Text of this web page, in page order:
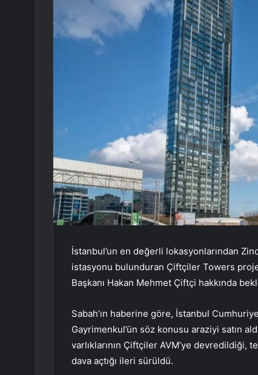
İstanbul’un en değerli lokasyonlarından
istasyonu bulunduran Çiftçiler Towers
Başkanı Hakan Mehmet Çiftçi hakkında
Sabah’ın haberine göre, İstanbul
Gayrimenkul’ün söz konusu araziyi satın
varlıklarının Çiftçiler AVM’ye
dava açtığı ileri sürüldü.